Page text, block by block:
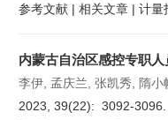
参考文献 | 相关文章 | 计量
内蒙古自治区感控专职
李伊, 孟庆兰, 张凯秀, 隋小
2023, 39(22): 3092-3096.